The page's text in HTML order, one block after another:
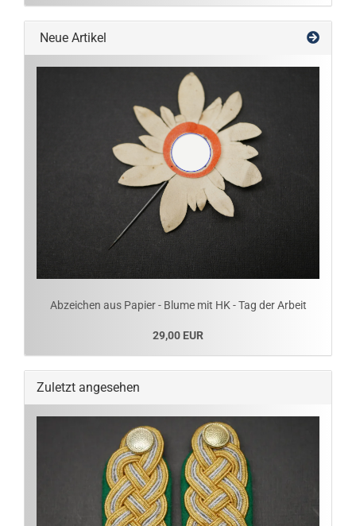
Neue Artikel
Abzeichen aus Papier - Blume mit HK - Tag der Arbeit
29,00 EUR
Zuletzt angesehen